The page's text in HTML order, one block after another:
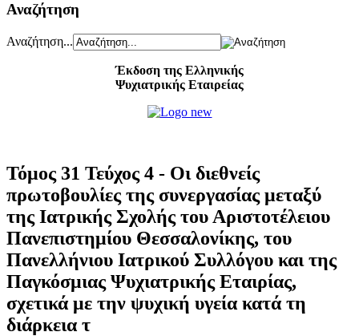
Αναζήτηση
Αναζήτηση...
Έκδοση της Ελληνικής
Ψυχιατρικής Εταιρείας
Τόμος 31 Τεύχος 4 - Οι διεθνείς
πρωτοβουλίες της συνεργασίας μεταξύ
της Ιατρικής Σχολής του Αριστοτέλειου
Πανεπιστημίου Θεσσαλονίκης, του
Πανελλήνιου Ιατρικού Συλλόγου και της
Παγκόσμιας Ψυχιατρικής Εταιρίας,
σχετικά με την ψυχική υγεία κατά τη
διάρκεια τ